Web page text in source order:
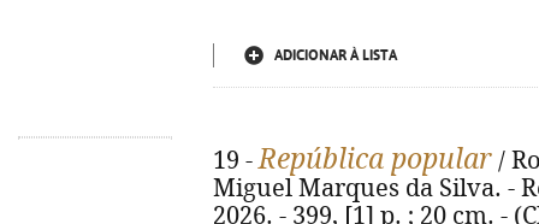
ADICIONAR À LISTA
19 -República popular /
Miguel Marques da Silva. -
2026. - 399, [1] p. ; 20 cm. -